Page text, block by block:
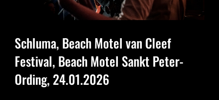
Schluma, Beach Motel van Cleef
Festival, Beach Motel Sankt Peter-
Ording, 24.01.2026